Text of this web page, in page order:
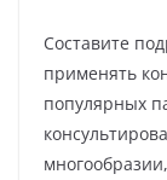
Составите
применять
популярных